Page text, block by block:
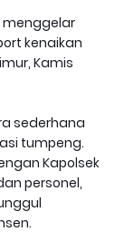
menggelar
kenaikan
Kamis
sederhana
tumpeng.
Kapolsek
personel,